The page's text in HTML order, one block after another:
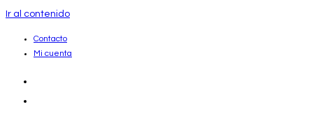
Ir al contenido
Contacto
Mi cuenta